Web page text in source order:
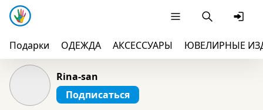
Подарки ОДЕЖДА АКСЕССУАРЫ ЮВЕЛИРНЫЕ
Rina-san
Подписаться